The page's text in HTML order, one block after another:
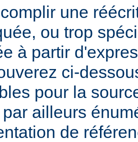
une
ou trop
à partir
ci-
pour la
ailleurs
de